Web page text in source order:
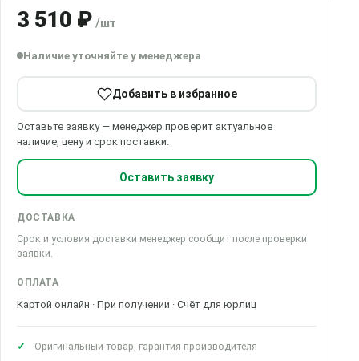
3 510 ₽ /шт
Наличие уточняйте у менеджера
Добавить в избранное
Оставьте заявку — менеджер проверит актуальное
наличие, цену и срок поставки.
Оставить заявку
ДОСТАВКА
Срок и условия доставки менеджер сообщит после проверки
заявки.
ОПЛАТА
Картой онлайн · При получении · Счёт для юрлиц
Оригинальный товар, гарантия производителя